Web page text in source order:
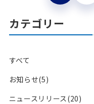
カテゴリー
すべて
お知らせ(5)
ニュースリリース(20)